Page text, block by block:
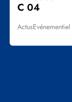
C 04
Tags
ActusEvénementiel